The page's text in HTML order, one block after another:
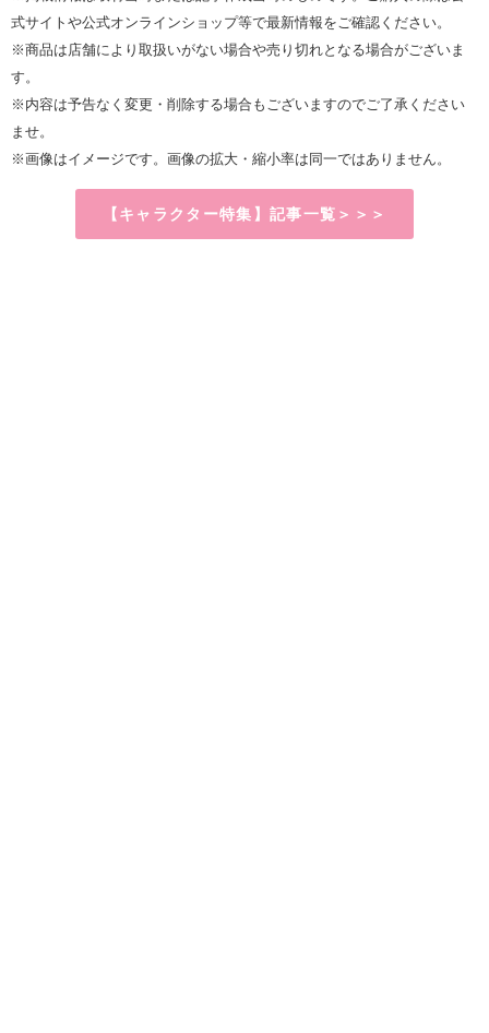
式サイトや公式オンラインショップ等で最新情報をご確認ください。
※商品は店舗により取扱いがない場合や売り切れとなる場合がございま
す。
※内容は予告なく変更・削除する場合もございますのでご了承ください
ませ。
※画像はイメージです。画像の拡大・縮小率は同一ではありません。
【キャラクター特集】記事一覧＞＞＞